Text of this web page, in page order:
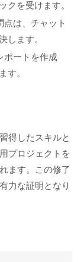
クを受けます。
点は、チャット
します。
ポートを作成
す。
得したスキルと
プロジェクトを
ます。この修了
力な証明となり